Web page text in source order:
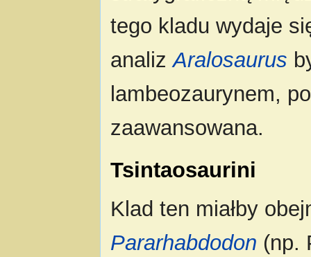
tego kladu wydaje
analizAralosaurus
lambeozaurynem,
zaawansowana.
Tsintaosaurini
Klad ten miałby
Pararhabdodon (np.